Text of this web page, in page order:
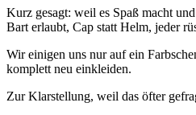
Kurz gesagt: weil es Spaß macht
Bart erlaubt, Cap statt Helm, jeder
Wir einigen uns nur auf ein
komplett neu einkleiden.
Zur Klarstellung, weil das öfter